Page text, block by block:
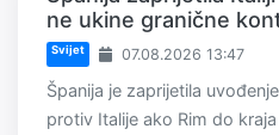
ne ukine granične
Svijet 07.08.2026 13:47
Španija je zaprijetila
protiv Italije ako Rim do